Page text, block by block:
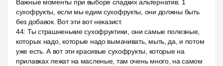
Важные моменты при выборе сладких альтернатив. 1
сухофрукты, если мы едим сухофрукты, они должны быть
без добавок. Вот эти вот неказист.
44: Ты страшненькие сухофруктики, они самые полезные,
которых надо, которые надо вымачивать, мыть, да, и потом
уже есть. А вот эти красивые сухофрукты, которые на
прилавках лежат на масленые, там очень много, на самом